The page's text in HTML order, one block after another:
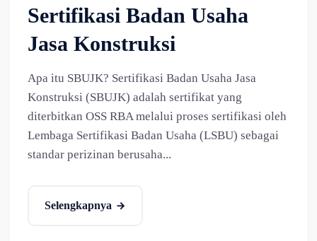
Sertifikasi Badan Usaha
Jasa Konstruksi
Apa itu SBUJK? Sertifikasi Badan Usaha Jasa
Konstruksi (SBUJK) adalah sertifikat yang
diterbitkan OSS RBA melalui proses sertifikasi oleh
Lembaga Sertifikasi Badan Usaha (LSBU) sebagai
standar perizinan berusaha...
Selengkapnya